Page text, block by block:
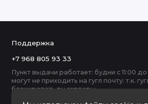
Поддержка
+7 968 805 93 33
Пункт выдачи работает: будни с 11:00
могут не приходить на гугл почту: т.к.
блокировать ру серверы